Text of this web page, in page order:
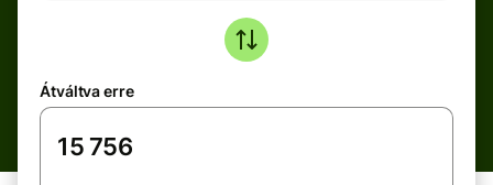
Átváltva erre